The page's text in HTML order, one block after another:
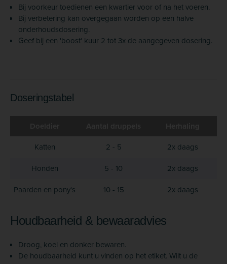
Bij voorkeur toedienen een kwartier voor of na het voeren.
Bij verbetering kan overgegaan worden op een halve
onderhoudsdosering.
Geef bij een 'boost' kuur 2 tot 3x de aangegeven dosering.
Doseringstabel
Katten 2 - 5
2x daags
Honden
5 - 10
2x daags
Paarden en pony's
10 - 15 2x daags
Houdbaarheid & bewaaradvies
Droog, koel en donker bewaren.
De houdbaarheid kunt u vinden op het etiket. Wilt u de